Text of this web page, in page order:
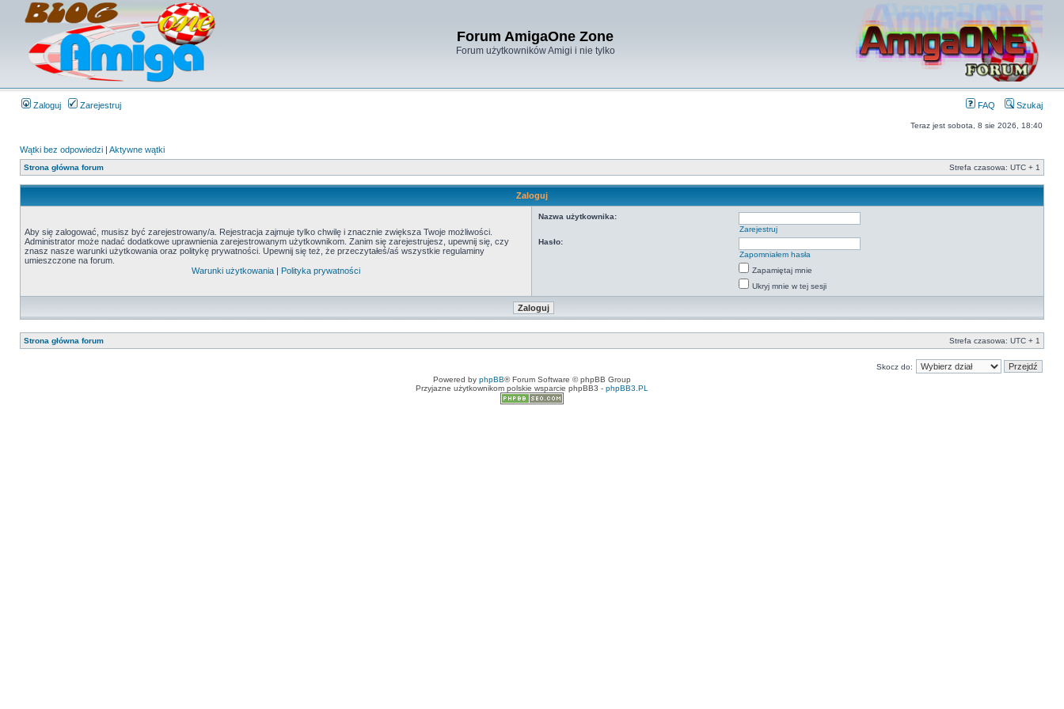
Forum AmigaOne Zone
Forum użytkowników Amigi i nie tylko
Zaloguj Zarejestruj FAQ Szukaj
Teraz jest sobota, 8 sie 2026, 18:40
Wątki bez odpowiedzi | Aktywne wątki
Strona główna forum Strefa czasowa: UTC + 1
Zaloguj
Aby się zalogować, musisz być zarejestrowany/a. Rejestracja zajmuje tylko chwilę i znacznie zwiększa Twoje możliwości.
Administrator może nadać dodatkowe uprawnienia zarejestrowanym użytkownikom. Zanim się zarejestrujesz, upewnij się, czy
znasz nasze warunki użytkowania oraz politykę prywatności. Upewnij się też, że przeczytałeś/aś wszystkie regulaminy
umieszczone na forum.
Warunki użytkowania | Polityka prywatności
Nazwa użytkownika:
Zarejestruj
Hasło:
Zapomniałem hasła
Zapamiętaj mnie
Ukryj mnie w tej sesji
Strona główna forum Strefa czasowa: UTC + 1
Skocz do:
Powered by phpBB® Forum Software © phpBB Group
Przyjazne użytkownikom polskie wsparcie phpBB3 - phpBB3.PL